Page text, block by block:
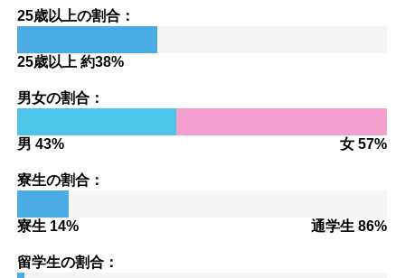
25歳以上の割合：
25歳以上 約38%
男女の割合：
男 43% 女 57%
寮生の割合：
寮生 14% 通学生 86%
留学生の割合：